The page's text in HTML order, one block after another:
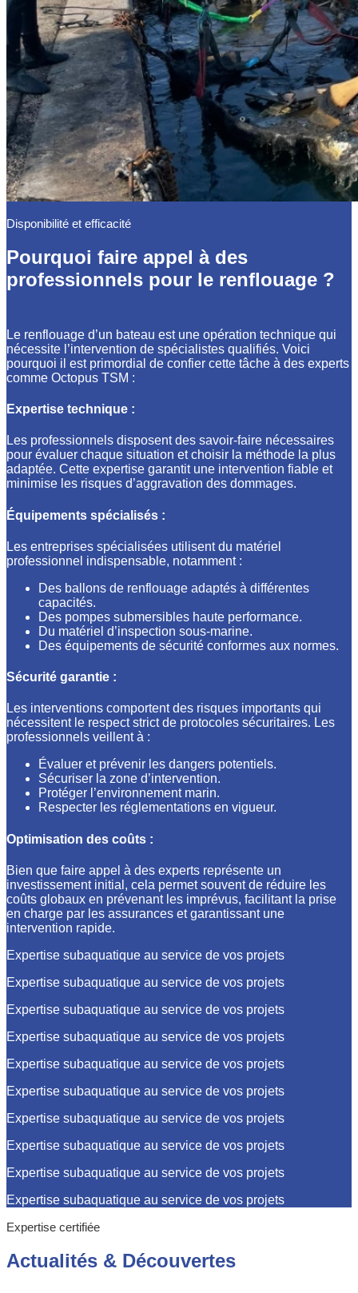
Disponibilité et efficacité
Pourquoi faire appel à des
professionnels pour le renflouage ?
Le renflouage d’un bateau est une opération technique qui
nécessite l’intervention de spécialistes qualifiés. Voici
pourquoi il est primordial de confier cette tâche à des experts
comme Octopus TSM :
Expertise technique :
Les professionnels disposent des savoir-faire nécessaires
pour évaluer chaque situation et choisir la méthode la plus
adaptée. Cette expertise garantit une intervention fiable et
minimise les risques d’aggravation des dommages.
Équipements spécialisés :
Les entreprises spécialisées utilisent du matériel
professionnel indispensable, notamment :
Des ballons de renflouage adaptés à différentes
capacités.
Des pompes submersibles haute performance.
Du matériel d’inspection sous-marine.
Des équipements de sécurité conformes aux normes.
Sécurité garantie :
Les interventions comportent des risques importants qui
nécessitent le respect strict de protocoles sécuritaires. Les
professionnels veillent à :
Évaluer et prévenir les dangers potentiels.
Sécuriser la zone d’intervention.
Protéger l’environnement marin.
Respecter les réglementations en vigueur.
Optimisation des coûts :
Bien que faire appel à des experts représente un
investissement initial, cela permet souvent de réduire les
coûts globaux en prévenant les imprévus, facilitant la prise
en charge par les assurances et garantissant une
intervention rapide.
Expertise subaquatique au service de vos projets
Expertise subaquatique au service de vos projets
Expertise subaquatique au service de vos projets
Expertise subaquatique au service de vos projets
Expertise subaquatique au service de vos projets
Expertise subaquatique au service de vos projets
Expertise subaquatique au service de vos projets
Expertise subaquatique au service de vos projets
Expertise subaquatique au service de vos projets
Expertise subaquatique au service de vos projets
Expertise certifiée
Actualités & Découvertes